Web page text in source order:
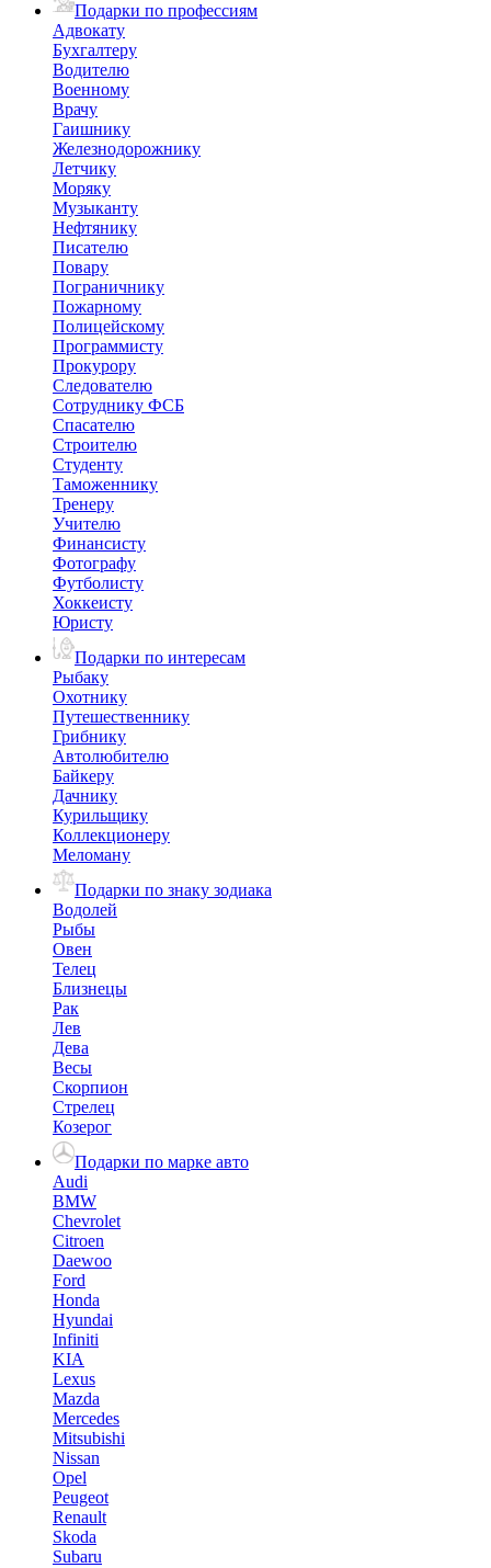
Подарки по профессиям
Адвокату
Бухгалтеру
Водителю
Военному
Врачу
Гаишнику
Железнодорожнику
Летчику
Моряку
Музыканту
Нефтянику
Писателю
Повару
Пограничнику
Пожарному
Полицейскому
Программисту
Прокурору
Следователю
Сотруднику ФСБ
Спасателю
Строителю
Студенту
Таможеннику
Тренеру
Учителю
Финансисту
Фотографу
Футболисту
Хоккеисту
Юристу
Подарки по интересам
Рыбаку
Охотнику
Путешественнику
Грибнику
Автолюбителю
Байкеру
Дачнику
Курильщику
Коллекционеру
Меломану
Подарки по знаку зодиака
Водолей
Рыбы
Овен
Телец
Близнецы
Рак
Лев
Дева
Весы
Скорпион
Стрелец
Козерог
Подарки по марке авто
Audi
BMW
Chevrolet
Citroen
Daewoo
Ford
Honda
Hyundai
Infiniti
KIA
Lexus
Mazda
Mercedes
Mitsubishi
Nissan
Opel
Peugeot
Renault
Skoda
Subaru